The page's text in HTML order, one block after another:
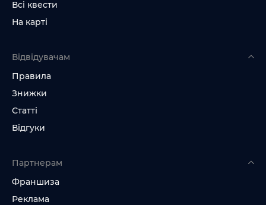
Всі квести
На карті
Відвідувачам
Правила
Знижки
Статті
Відгуки
Партнерам
Франшиза
Реклама